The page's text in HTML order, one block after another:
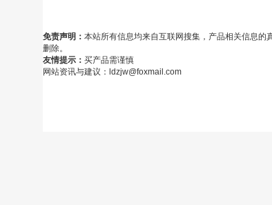
免责声明： 本站所有信息均来自互联网搜集，产品相关信息
删除。
友情提示： 买产品需谨慎
网站资讯与建议：ldzjw@foxmail.com